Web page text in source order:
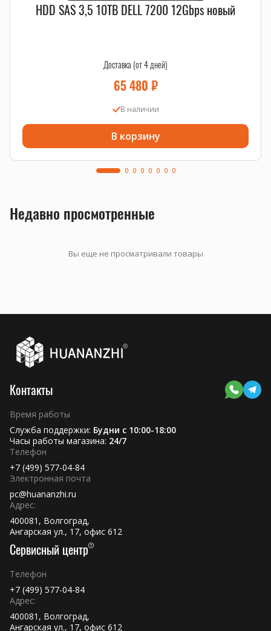
HDD SAS 3,5 10TB DELL 7200 12Gbps новый
Доставка (от 4 дней)
65 480 ₽
В наличии
В корзину
Недавно просмотренные
Вы еще не просматривали товары
Контакты
Время работы
Служба поддержки: Будни с 10:00-18:00
Часы работы магазина: 24/7
Телефон
+7 (499) 577-04-84
Электронная почта
pc@huananzhi.ru
Адрес:
400081, Волгоград,
Ангарская ул., 17, офис 612
Сервисный центр
Телефон
+7 (499) 577-04-84
Адрес:
400081, Волгоград,
Ангарская ул., 17, офис 612